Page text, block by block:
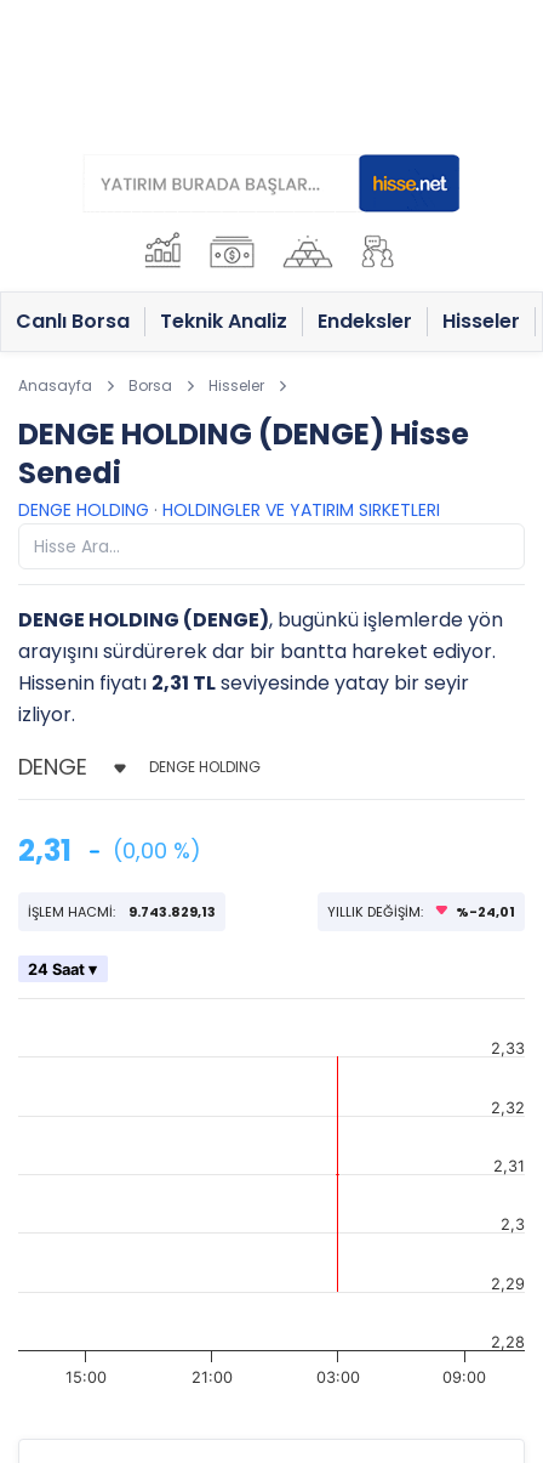
Canlı Borsa Teknik Analiz Endeksler Hisseler
Anasayfa Borsa Hisseler
DENGE HOLDING (DENGE) Hisse
Senedi
DENGE HOLDING · HOLDINGLER VE YATIRIM SIRKETLERI
DENGE HOLDING (DENGE), bugünkü işlemlerde yön
arayışını sürdürerek dar bir bantta hareket ediyor.
Hissenin fiyatı 2,31 TLseviyesinde yatay bir seyir
izliyor.
DENGE HOLDING
2,31 (0,00 %)
İŞLEM HACMİ: 9.743.829,13 YILLIK DEĞİŞİM: %-24,01
24 Saat ▾
15:00 21:00 03:00 09:00
2,28
2,29
2,3
2,31
2,32
2,33